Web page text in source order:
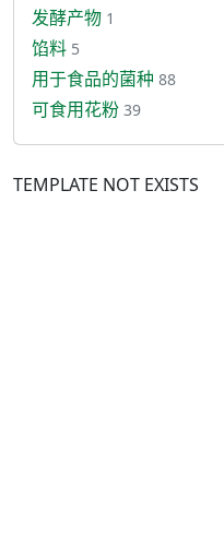
发酵产物 1
馅料 5
用于食品的菌种 88
可食用花粉 39
TEMPLATE NOT EXISTS